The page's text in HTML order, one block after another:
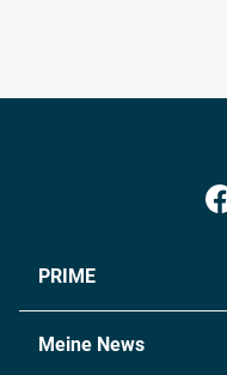
PRIME
Meine News